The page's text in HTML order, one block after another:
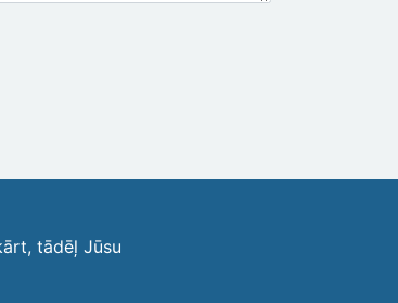
tādēļ Jūsu